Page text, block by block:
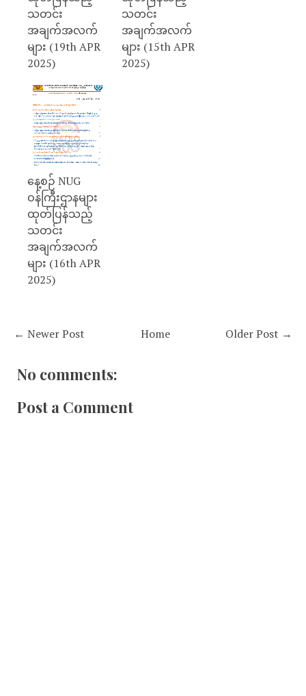
သတင်း
အချက်အလက်
များ (19th APR
2025)
သတင်း
အချက်အလက်
များ (15th APR
2025)
နေ့စဉ် NUG
ဝန်ကြီးဌာနများ
ထုတ်ပြန်သည့်
သတင်း
အချက်အလက်
များ (16th APR
2025)
← Newer Post Older Post →
Home
No comments:
Post a Comment